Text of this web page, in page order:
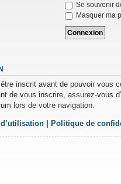
Se souvenir
Masquer ma
inscrit avant de pouvoir vous
de vous inscrire, assurez-vous
lors de votre navigation.
Politique de